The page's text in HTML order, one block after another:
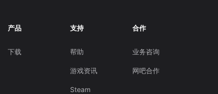
产品
下载
支持
帮助
游戏资讯
Steam
合作
业务咨询
网吧合作